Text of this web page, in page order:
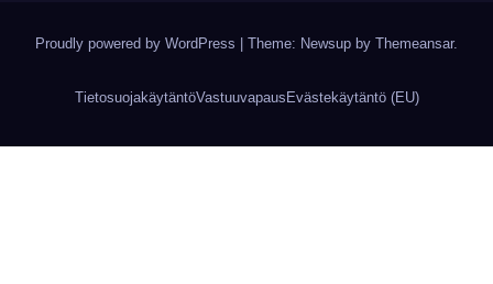
Proudly powered by WordPress Theme: Newsup by Themeansar.
TietosuojakäytäntöVastuuvapaus Evästekäytäntö (EU)